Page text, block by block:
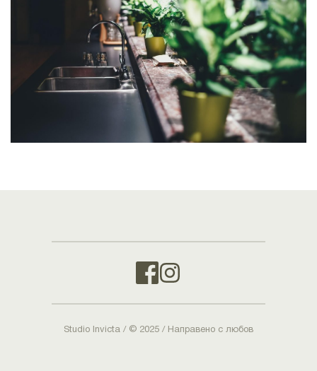
Studio Invicta / © 2025 / Направено с любов